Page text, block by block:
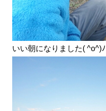
いい朝になりました( ^o^)ﾉ